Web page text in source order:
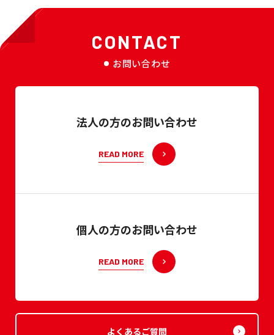
CONTACT
お問い合わせ
法人の方のお問い合わせ
READ MORE
個人の方のお問い合わせ
READ MORE
よくあるご質問